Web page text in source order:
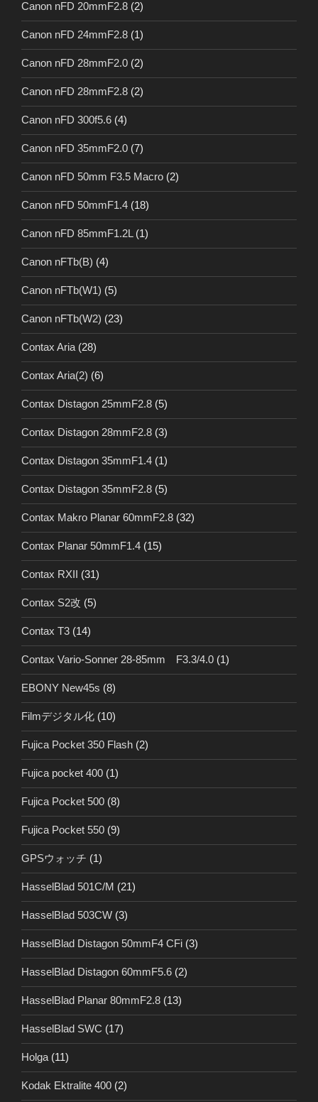
Canon nFD 20mmF2.8 (2)
Canon nFD 24mmF2.8 (1)
Canon nFD 28mmF2.0 (2)
Canon nFD 28mmF2.8 (2)
Canon nFD 300f5.6 (4)
Canon nFD 35mmF2.0 (7)
Canon nFD 50mm F3.5 Macro (2)
Canon nFD 50mmF1.4 (18)
Canon nFD 85mmF1.2L(1)
Canon nFTb(B) (4)
Canon nFTb(W1) (5)
Canon nFTb(W2) (23)
Contax Aria(28)
Contax Aria(2) (6)
Contax Distagon 25mmF2.8 (5)
Contax Distagon 28mmF2.8 (3)
Contax Distagon 35mmF1.4 (1)
Contax Distagon 35mmF2.8 (5)
Contax Makro Planar 60mmF2.8 (32)
Contax Planar 50mmF1.4 (15)
Contax RXII (31)
Contax S2改 (5)
Contax T3 (14)
Contax Vario-Sonner 28-85mm F3.3/4.0 (1)
EBONY New45s (8)
Filmデジタル化 (10)
Fujica Pocket 350 Flash (2)
Fujica pocket 400 (1)
Fujica Pocket 500 (8)
Fujica Pocket 550 (9)
GPSウォッチ (1)
HasselBlad 501C/M (21)
HasselBlad 503CW (3)
HasselBlad Distagon 50mmF4 CFi (3)
HasselBlad Distagon 60mmF5.6 (2)
HasselBlad Planar 80mmF2.8 (13)
HasselBlad SWC (17)
Holga(11)
Kodak Ektralite 400 (2)